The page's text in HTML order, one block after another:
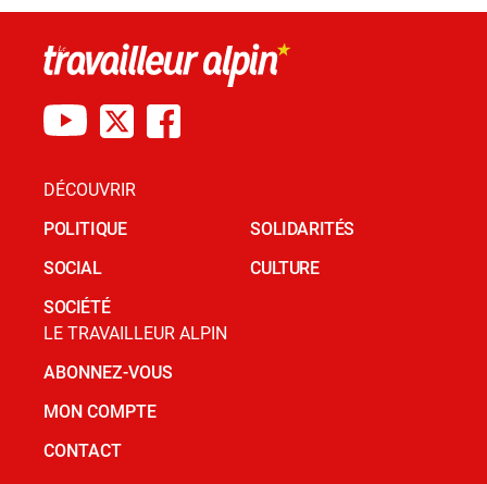
DÉCOUVRIR
POLITIQUE
SOCIAL
SOCIÉTÉ
SOLIDARITÉS
CULTURE
LE TRAVAILLEUR ALPIN
ABONNEZ-VOUS
MON COMPTE
CONTACT